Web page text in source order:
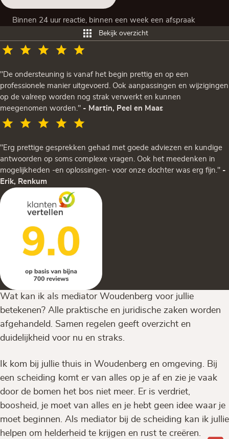
Binnen 24 uur reactie, binnen een week een afspraak
Bekijk overzicht
"De ondersteuning is vanaf het begin prettig en op een
professionele manier uitgevoerd. Ook aanpassingen en wijzigingen
op de valreep worden nog strak verwerkt en kunnen
meegenomen worden." - Martin, Peel en Maas
"Erg prettige gesprekken gehad met goede adviezen en kundige
antwoorden op soms complexe vragen. Ook het meedenken in
mogelijkheden -en oplossingen- voor onze dochter was erg fijn." -
Erik, Renkum
Wat kan ik als mediator Woudenberg voor jullie
betekenen? Alle praktische en juridische zaken worden
afgehandeld. Samen regelen geeft overzicht en
duidelijkheid voor nu en straks.
Ik kom bij jullie thuis in Woudenberg en omgeving. Bij
een scheiding komt er van alles op je af en zie je vaak
door de bomen het bos niet meer. Er is verdriet,
boosheid, je moet van alles en je hebt geen idee waar je
moet beginnen. Als mediator bij de scheiding kan ik jullie
helpen om helderheid te krijgen en rust te creëren.